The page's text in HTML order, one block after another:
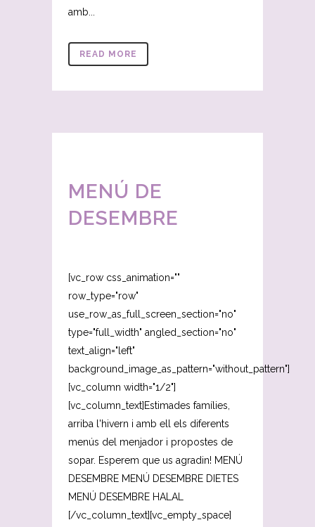
amb...
READ MORE
MENÚ DE
DESEMBRE
[vc_row css_animation=""
row_type="row"
use_row_as_full_screen_section="no"
type="full_width" angled_section="no"
text_align="left"
background_image_as_pattern="without_pattern"]
[vc_column width="1/2"]
[vc_column_text]Estimades famílies,
arriba l'hivern i amb ell els diferents
menús del menjador i propostes de
sopar. Esperem que us agradin! MENÚ
DESEMBRE MENÚ DESEMBRE DIETES
MENÚ DESEMBRE HALAL
[/vc_column_text][vc_empty_space]